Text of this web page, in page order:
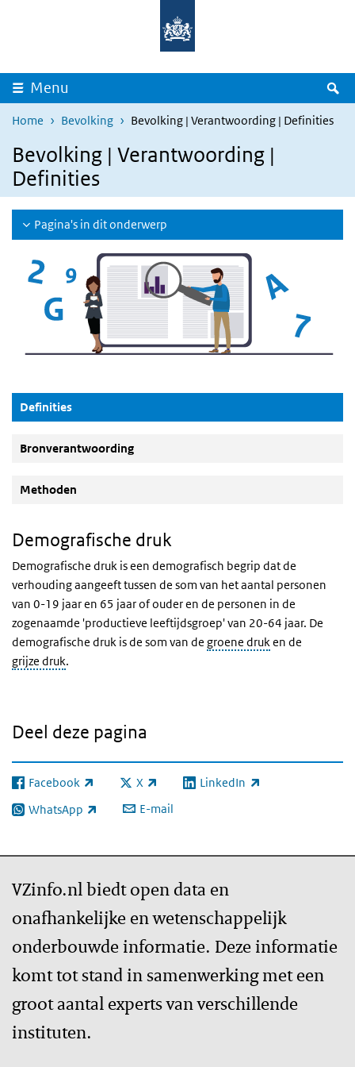
Overslaan en naar de inhoud gaan
Menu
Home Bevolking Bevolking | Verantwoording | Definities
Bevolking | Verantwoording |
Definities
Pagina's in dit onderwerp
Definities(Actieve knop)
Bronverantwoording
Methoden
Demografische druk
Demografische druk is een demografisch begrip dat de
verhouding aangeeft tussen de som van het aantal personen
van 0-19 jaar en 65 jaar of ouder en de personen in de
zogenaamde 'productieve leeftijdsgroep' van 20-64 jaar. De
demografische druk is de som van de groene druken de
grijze druk.
Deel deze pagina
Facebook
(externe link) X
(externe link) LinkedIn
(externe link)
WhatsApp
(externe link) E-mail
VZinfo.nl biedt open data en
onafhankelijke en wetenschappelijk
onderbouwde informatie. Deze informatie
komt tot stand in samenwerking met een
groot aantal experts van verschillende
instituten.